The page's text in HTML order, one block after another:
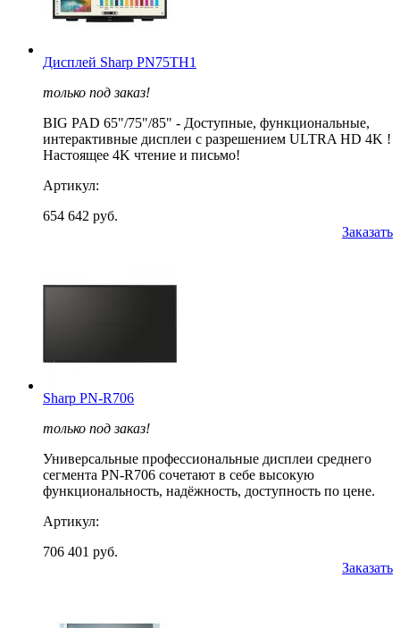
Дисплей Sharp PN75TH1
только под заказ!
BIG PAD 65"/75"/85" - Доступные, функциональные,
интерактивные дисплеи с разрешением ULTRA HD 4K !
Настоящее 4K чтение и письмо!
Артикул:
654 642 руб.
Заказать
Sharp PN-R706
только под заказ!
Универсальные профессиональные дисплеи среднего
сегмента PN-R706 сочетают в себе высокую
функциональность, надёжность, доступность по цене.
Артикул:
706 401 руб.
Заказать